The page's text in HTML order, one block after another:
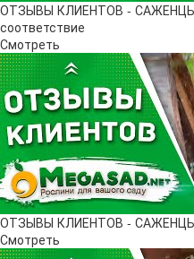
ОТЗЫВЫ КЛИЕНТОВ - САЖЕНЦЫ
соответствие
Смотреть
ОТЗЫВЫ КЛИЕНТОВ - САЖЕНЦЫ
Смотреть